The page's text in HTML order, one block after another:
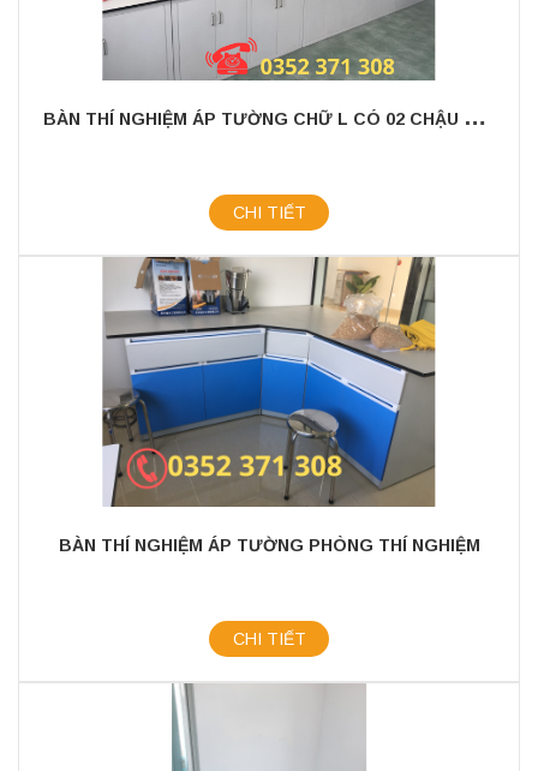
B
ÀN THÍ NGHIỆM ÁP TƯỜNG CHỮ L CÓ 02 CHẬU RỬA
CHI TIẾT
BÀN THÍ NGHIỆM ÁP TƯỜNG PHÒNG THÍ NGHIỆM
CHI TIẾT